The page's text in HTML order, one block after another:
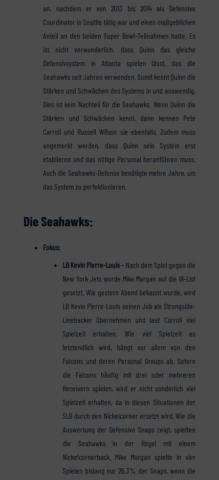
an, nachdem er von 2013 bis 2014 als Defensive
Coordinator in Seattle tätig war und einen maßgeblichen
Anteil an den beiden Super Bowl-Teilnahmen hatte. Es
ist nicht verwunderlich, dass Quinn das gleiche
Defensivsystem in Atlanta spielen lässt, das die
Seahawks seit Jahren verwenden. Somit kennt Quinn die
Stärken und Schwächen des Systems in und auswendig.
Dies ist kein Nachteil für die Seahawks. Wenn Quinn die
Stärken und Schwächen kennt, dann kennen Pete
Carroll und Russell Wilson sie ebenfalls. Zudem muss
angemerkt werden, dass Quinn sein System erst
etablieren und das nötige Personal heranführen muss.
Auch die Seahawks-Defense benötigte mehre Jahre, um
das System zu perfektionieren.
Die Seahawks:
Fokus:
LB Kevin Pierre-Louis – Nach dem Spiel gegen die
New York Jets wurde Mike Morgan auf die IR-List
gesetzt. Wie gestern Abend bekannt wurde, wird
LB Kevin Pierre-Louis seinen Job als Strongside-
Linebacker übernehmen und laut Carroll viel
Spielzeit erhalten. Wie viel Spielzeit es
letztendlich wird, hängt vor allem von den
Falcons und deren Personal Groups ab. Sofern
die Falcons häufig mit drei oder mehreren
Receivern spielen, wird er nicht sonderlich viel
Spielzeit erhalten, da in diesen Situationen der
SLB durch den Nickelcorner ersetzt wird. Wie die
Auswertung der Defensive Snaps zeigt, spielten
die Seahawks in der Regel mit einem
Nickelcornerback. Mike Morgan spielte in vier
Spielen bislang nur 26,3% der Snaps, wenn die